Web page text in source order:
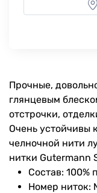
Прочные,
глянцевым
отстрочки,
Очень устойчивы
челночной нити
нитки Gutermann
Состав: 100%
Номер ниток: